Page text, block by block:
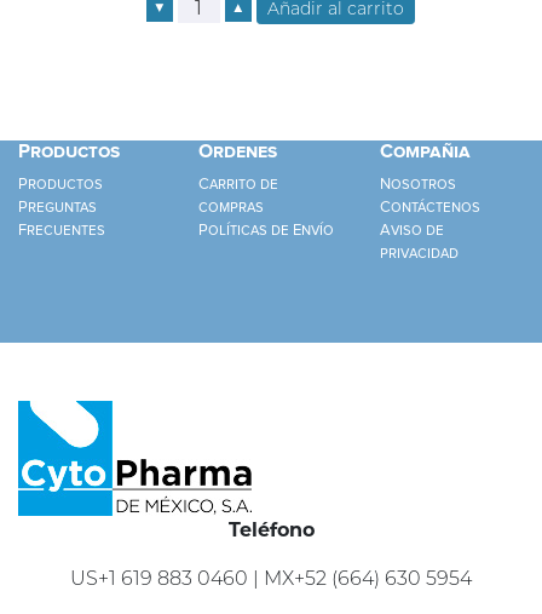
▼ ▲
Productos
Productos
Preguntas
Frecuentes
Ordenes
Carrito de
compras
Políticas de Envío
Compañia
Nosotros
Contáctenos
Aviso de
privacidad
Teléfono
US+1 619 883 0460 | MX+52 (664) 630 5954